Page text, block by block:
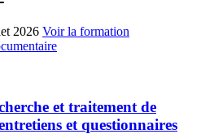
2026 Voir la formation
et traitement de
et questionnaires